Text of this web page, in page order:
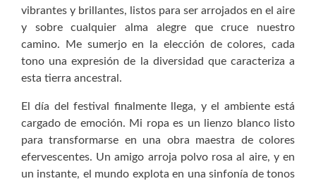
vibrantes y brillantes, listos para ser arrojados en el aire
y sobre cualquier alma alegre que cruce nuestro
camino. Me sumerjo en la elección de colores, cada
tono una expresión de la diversidad que caracteriza a
esta tierra ancestral.
El día del festival finalmente llega, y el ambiente está
cargado de emoción. Mi ropa es un lienzo blanco listo
para transformarse en una obra maestra de colores
efervescentes. Un amigo arroja polvo rosa al aire, y en
un instante, el mundo explota en una sinfonía de tonos